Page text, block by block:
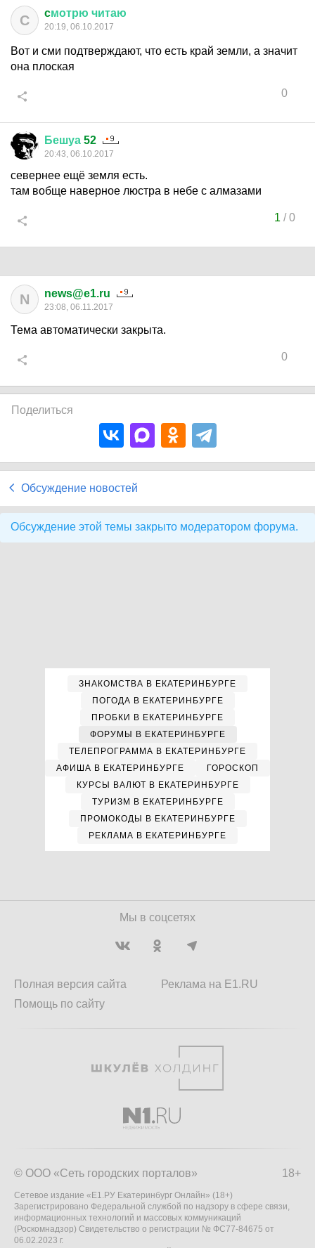
C cмотрю читаю
20:19, 06.10.2017
Вот и сми подтверждают, что есть край земли, а значит
она плоская
0
Бешуа 52
20:43, 06.10.2017
севернее ещё земля есть.
там вобще наверное люстра в небе с алмазами
1 /0
N news@e1.ru
23:08, 06.11.2017
Тема автоматически закрыта.
0
Поделиться
Обсуждение новостей
Обсуждение этой темы закрыто модератором форума.
ЗНАКОМСТВА В ЕКАТЕРИНБУРГЕ
ПОГОДА В ЕКАТЕРИНБУРГЕ
ПРОБКИ В ЕКАТЕРИНБУРГЕ
ФОРУМЫ В ЕКАТЕРИНБУРГЕ
ТЕЛЕПРОГРАММА В ЕКАТЕРИНБУРГЕ
АФИША В ЕКАТЕРИНБУРГЕ
ГОРОСКОП
КУРСЫ ВАЛЮТ В ЕКАТЕРИНБУРГЕ
ТУРИЗМ В ЕКАТЕРИНБУРГЕ
ПРОМОКОДЫ В ЕКАТЕРИНБУРГЕ
РЕКЛАМА В ЕКАТЕРИНБУРГЕ
Мы в соцсетях
Полная версия сайта
Помощь по сайту
Реклама на E1.RU
18+
© ООО «Сеть городских порталов»
Сетевое издание «Е1.РУ Екатеринбург Онлайн» (18+)
Зарегистрировано Федеральной службой по надзору в сфере связи,
информационных технологий и массовых коммуникаций
(Роскомнадзор) Свидетельство о регистрации № ФС77-84675 от
06.02.2023 г.